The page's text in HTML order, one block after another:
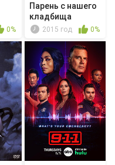
0%
Парень с нашего
кладбища
2015 год 0%